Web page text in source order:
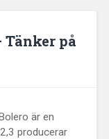
Tänker på
är en
producerar